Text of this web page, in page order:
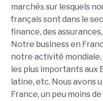
marchés sur lesquels
français sont dans le
finance, des
Notre business en
notre activité mondiale,
les plus importants aux
latine, etc. Nous avons
France, un peu moins